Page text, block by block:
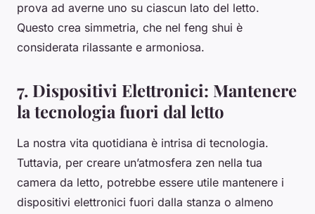
prova ad averne uno su ciascun lato del letto.
Questo crea simmetria, che nel feng shui è
considerata rilassante e armoniosa.
7. Dispositivi Elettronici: Mantenere
la tecnologia fuori dal letto
La nostra vita quotidiana è intrisa di tecnologia.
Tuttavia, per creare un’atmosfera zen nella tua
camera da letto, potrebbe essere utile mantenere i
dispositivi elettronici fuori dalla stanza o almeno